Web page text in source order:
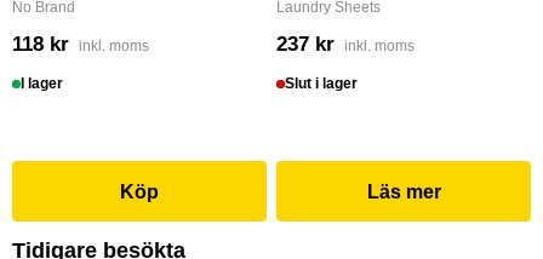
No Brand
118 kr inkl. moms
I lager
Köp
Laundry Sheets
237 kr inkl. moms
Slut i lager
Läs mer
Tidigare besökta